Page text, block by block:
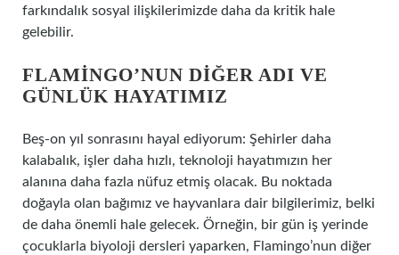
farkındalık sosyal ilişkilerimizde daha da kritik hale
gelebilir.
FLAMINGO’NUN DIĞER ADI VE
GÜNLÜK HAYATIMIZ
Beş-on yıl sonrasını hayal ediyorum: Şehirler daha
kalabalık, işler daha hızlı, teknoloji hayatımızın her
alanına daha fazla nüfuz etmiş olacak. Bu noktada
doğayla olan bağımız ve hayvanlara dair bilgilerimiz, belki
de daha önemli hale gelecek. Örneğin, bir gün iş yerinde
çocuklarla biyoloji dersleri yaparken, Flamingo’nun diğer